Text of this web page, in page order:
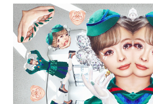
開
日:
テ
ゴ
リ
ー: